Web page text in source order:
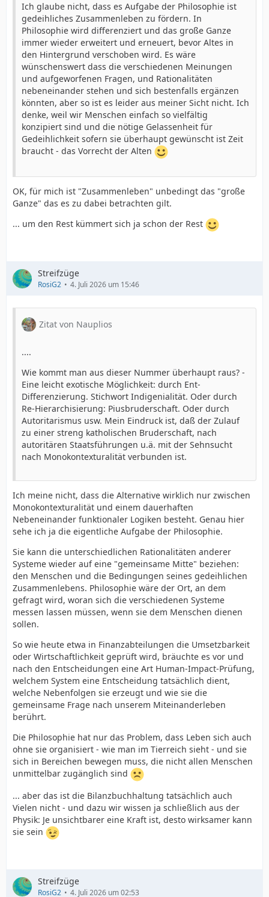
Ich glaube nicht, dass es Aufgabe der Philosophie ist
gedeihliches Zusammenleben zu fördern. In
Philosophie wird differenziert und das große Ganze
immer wieder erweitert und erneuert, bevor Altes in
den Hintergrund verschoben wird. Es wäre
wünschenswert dass die verschiedenen Meinungen
und aufgeworfenen Fragen, und Rationalitäten
nebeneinander stehen und sich bestenfalls ergänzen
könnten, aber so ist es leider aus meiner Sicht nicht. Ich
denke, weil wir Menschen einfach so vielfältig
konzipiert sind und die nötige Gelassenheit für
Gedeihlichkeit sofern sie überhaupt gewünscht ist Zeit
braucht - das Vorrecht der Alten
OK, für mich ist "Zusammenleben" unbedingt das "große
Ganze" das es zu dabei betrachten gilt.
... um den Rest kümmert sich ja schon der Rest
Streifzüge
RosiG2 4. Juli 2026 um 15:46
Zitat von Nauplios
....
Wie kommt man aus dieser Nummer überhaupt raus? -
Eine leicht exotische Möglichkeit: durch Ent-
Differenzierung. Stichwort Indigenialität. Oder durch
Re-Hierarchisierung: Piusbruderschaft. Oder durch
Autoritarismus usw. Mein Eindruck ist, daß der Zulauf
zu einer streng katholischen Bruderschaft, nach
autoritären Staatsführungen u.ä. mit der Sehnsucht
nach Monokontexturalität verbunden ist.
Ich meine nicht, dass die Alternative wirklich nur zwischen
Monokontexturalität und einem dauerhaften
Nebeneinander funktionaler Logiken besteht. Genau hier
sehe ich ja die eigentliche Aufgabe der Philosophie.
Sie kann die unterschiedlichen Rationalitäten anderer
Systeme wieder auf eine "gemeinsame Mitte" beziehen:
den Menschen und die Bedingungen seines gedeihlichen
Zusammenlebens. Philosophie wäre der Ort, an dem
gefragt wird, woran sich die verschiedenen Systeme
messen lassen müssen, wenn sie dem Menschen dienen
sollen.
So wie heute etwa in Finanzabteilungen die Umsetzbarkeit
oder Wirtschaftlichkeit geprüft wird, bräuchte es vor und
nach den Entscheidungen eine Art Human-Impact-Prüfung,
welchem System eine Entscheidung tatsächlich dient,
welche Nebenfolgen sie erzeugt und wie sie die
gemeinsame Frage nach unserem Miteinanderleben
berührt.
Die Philosophie hat nur das Problem, dass Leben sich auch
ohne sie organisiert - wie man im Tierreich sieht - und sie
sich in Bereichen bewegen muss, die nicht allen Menschen
unmittelbar zugänglich sind
... aber das ist die Bilanzbuchhaltung tatsächlich auch
Vielen nicht - und dazu wir wissen ja schließlich aus der
Physik: Je unsichtbarer eine Kraft ist, desto wirksamer kann
sie sein
Streifzüge
RosiG2 4. Juli 2026 um 02:53